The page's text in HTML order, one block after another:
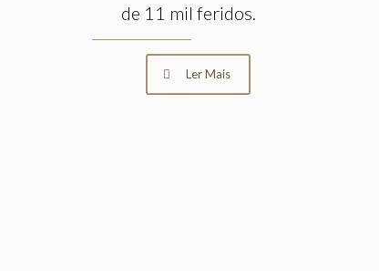
de 11 mil feridos.
Ler Mais